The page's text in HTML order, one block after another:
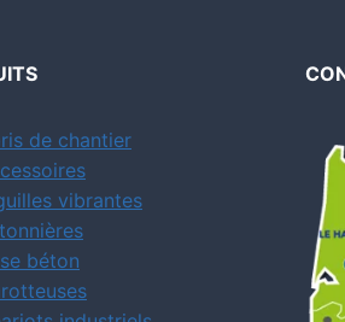
de chantier
vibrantes
béton